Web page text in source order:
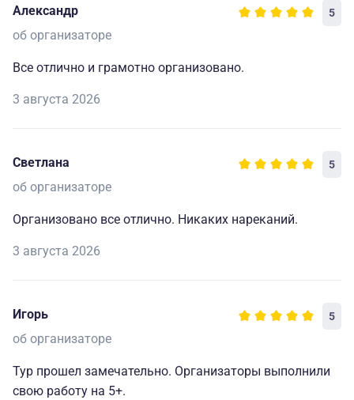
Александр 5
об организаторе
Все отлично и грамотно организовано.
3 августа 2026
Светлана 5
об организаторе
Организовано все отлично. Никаких нареканий.
3 августа 2026
Игорь 5
об организаторе
Тур прошел замечательно. Организаторы выполнили
свою работу на 5+.